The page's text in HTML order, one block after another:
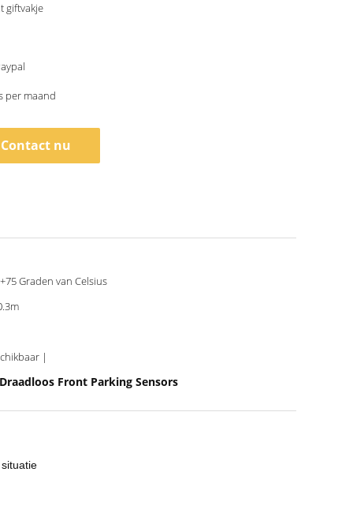
giftvakje
per maand
Contact nu
Graden van Celsius
Beschikbaar |
Draadloos Front Parking Sensors